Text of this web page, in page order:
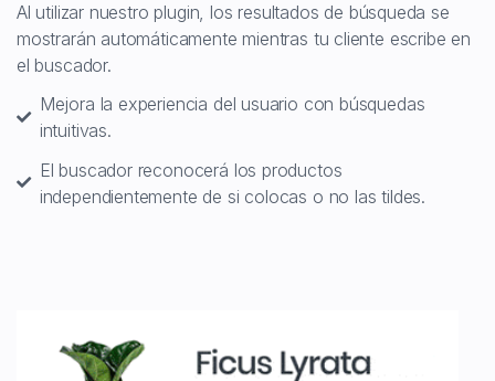
Al utilizar nuestro plugin, los resultados de búsqueda se
mostrarán automáticamente mientras tu cliente escribe en
el buscador.
Mejora la experiencia del usuario con búsquedas
intuitivas.
El buscador reconocerá los productos
independientemente de si colocas o no las tildes.